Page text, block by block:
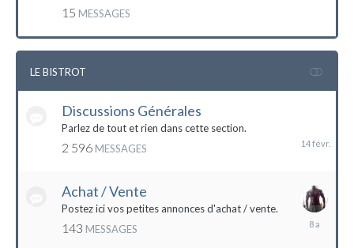
15 MESSAGES
LE BISTROT
Discussions Générales
Parlez de tout et rien dans cette section.
2 596 MESSAGES
Achat / Vente
Postez ici vos petites annonces d'achat / vente.
143 MESSAGES